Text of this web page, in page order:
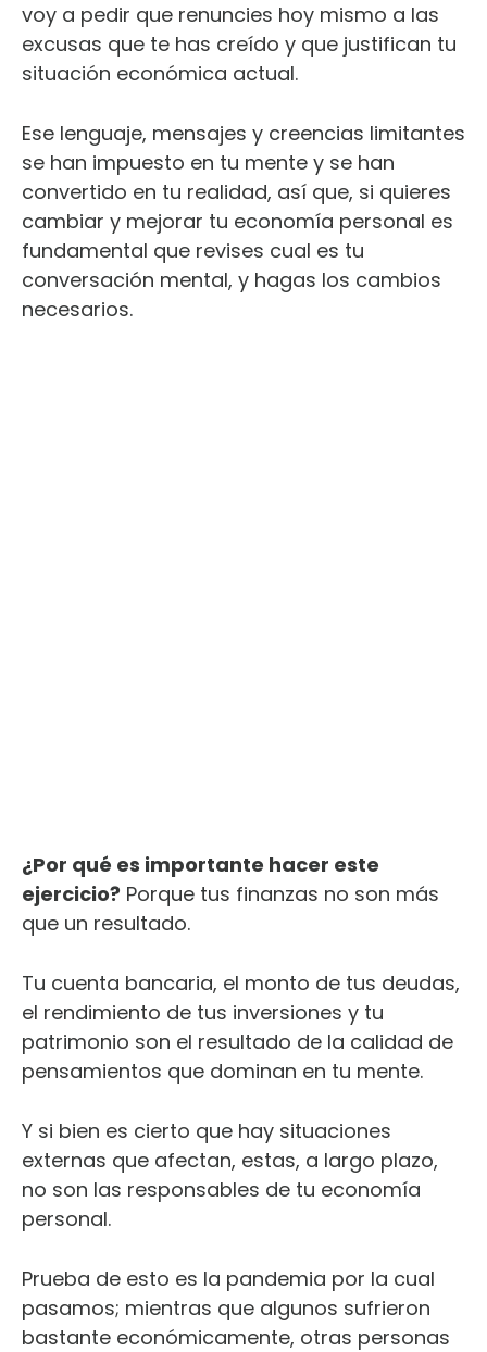
voy a pedir que renuncies hoy mismo a las
excusas que te has creído y que justifican tu
situación económica actual.
Ese lenguaje, mensajes y creencias limitantes
se han impuesto en tu mente y se han
convertido en tu realidad, así que, si quieres
cambiar y mejorar tu economía personal es
fundamental que revises cual es tu
conversación mental, y hagas los cambios
necesarios.
¿Por qué es importante hacer este
ejercicio? Porque tus finanzas no son más
que un resultado.
Tu cuenta bancaria, el monto de tus deudas,
el rendimiento de tus inversiones y tu
patrimonio son el resultado de la calidad de
pensamientos que dominan en tu mente.
Y si bien es cierto que hay situaciones
externas que afectan, estas, a largo plazo,
no son las responsables de tu economía
personal.
Prueba de esto es la pandemia por la cual
pasamos; mientras que algunos sufrieron
bastante económicamente, otras personas